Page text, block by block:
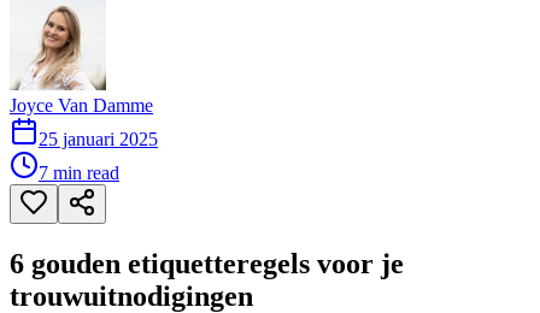
Joyce Van Damme
25 januari 2025
7 min read
6 gouden etiquetteregels voor je
trouwuitnodigingen